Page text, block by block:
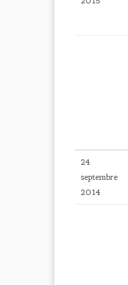
24
septembre
2014